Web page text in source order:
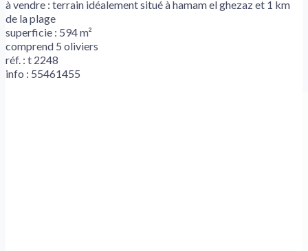
à vendre : terrain idéalement situé à hamam el ghezaz et 1 km
de la plage
superficie : 594 m²
comprend 5 oliviers
réf. : t 2248
info : 55461455